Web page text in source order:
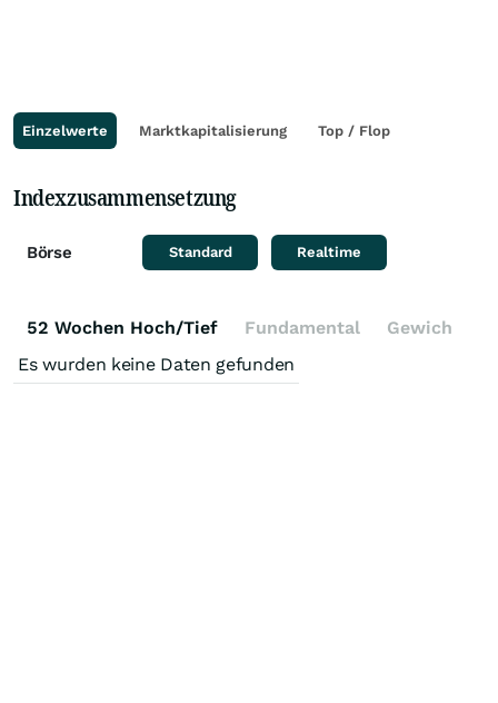
Einzelwerte Marktkapitalisierung Top / Flop
Indexzusammensetzung
Börse Standard Realtime
52 Wochen Hoch/Tief Fundamental
Gewichtung
Es wurden keine Daten gefunden